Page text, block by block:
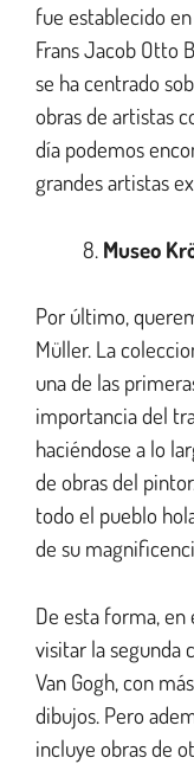
fue establecido
Frans Jacob Otto
se ha centrado
obras de artistas
día podemos
grandes artistas
Museo
Por último,
Müller. La
una de las
importancia del
haciéndose a lo
de obras del
todo el pueblo
de su
De esta forma,
visitar la segunda
Van Gogh, con
dibujos. Pero
incluye obras de